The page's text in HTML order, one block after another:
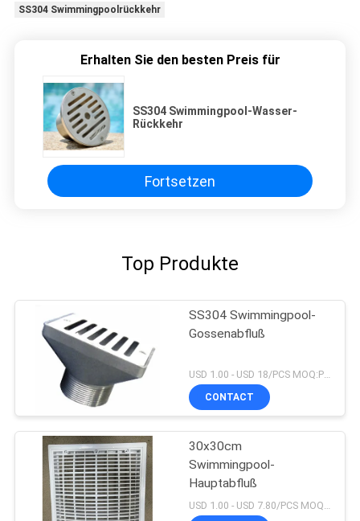
SS304 Swimmingpoolrückkehr
Erhalten Sie den besten Preis für
SS304 Swimmingpool-Wasser-
Rückkehr
Fortsetzen
Top Produkte
SS304 Swimmingpool-
Gossenabfluß
CONTACT
30x30cm
Swimmingpool-
Hauptabfluß